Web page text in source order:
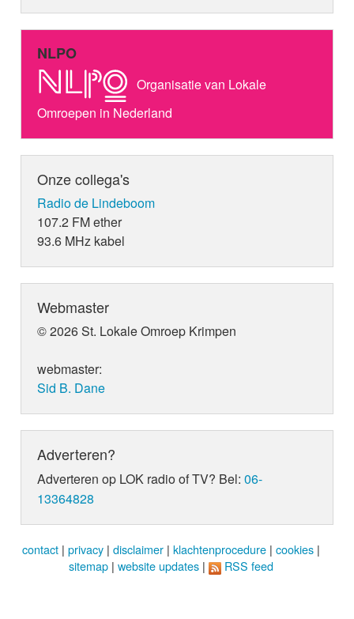
NLPO
Organisatie van Lokale
Omroepen in Nederland
Onze collega's
Radio de Lindeboom
107.2 FM ether
93.6 MHz kabel
Webmaster
© 2026 St. Lokale Omroep Krimpen
webmaster:
Sid B. Dane
Adverteren?
Adverteren op LOK radio of TV? Bel:06-
13364828
contact | privacy | disclaimer | klachtenprocedure | cookies |
sitemap | website updates | RSS feed